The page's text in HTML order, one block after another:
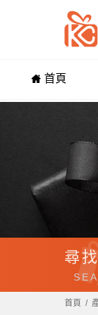
首頁
尋
首頁